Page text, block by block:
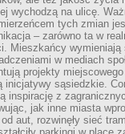
wychodzą na ulicę.
tych zmian
– zarówno ta w
Mieszkańcy wymieniają
w mediach
projekty
inicjatywy sąsiedzkie.
inspirację z
jak inne miasta
aut, rozwinęły sieć